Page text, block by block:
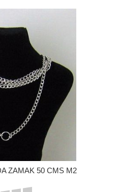
ZAMAK 50 CMS M2